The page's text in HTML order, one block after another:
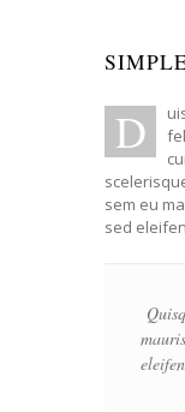
D
sem eu
sed